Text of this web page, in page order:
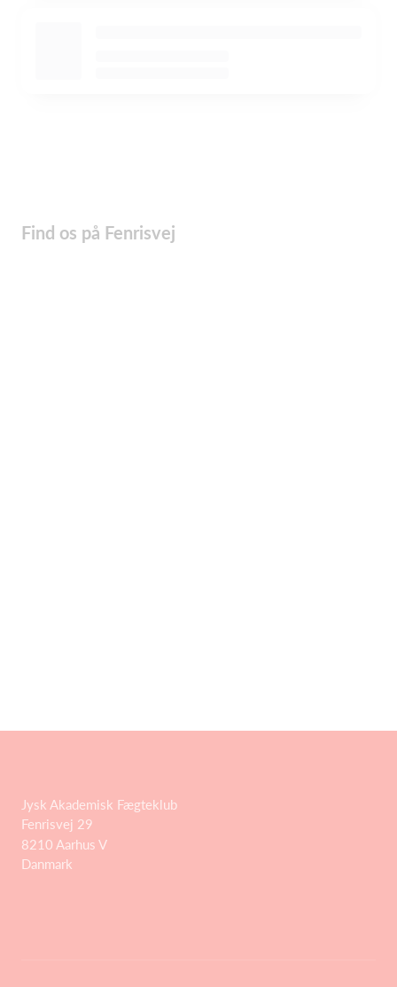
Find os på Fenrisvej
Jysk Akademisk Fægteklub
Fenrisvej 29
8210 Aarhus V
Danmark